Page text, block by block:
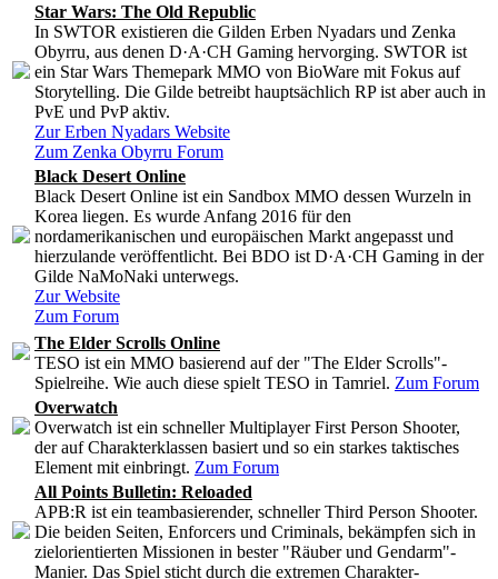
Star Wars: The Old Republic
In SWTOR existieren die Gilden Erben Nyadars und Zenka
Obyrru, aus denen D·A·CH Gaming hervorging. SWTOR ist
ein Star Wars Themepark MMO von BioWare mit Fokus auf
Storytelling. Die Gilde betreibt hauptsächlich RP ist aber auch in
PvE und PvP aktiv.
Zur Erben Nyadars Website
Zum Zenka Obyrru Forum
Black Desert Online
Black Desert Online ist ein Sandbox MMO dessen Wurzeln in
Korea liegen. Es wurde Anfang 2016 für den
nordamerikanischen und europäischen Markt angepasst und
hierzulande veröffentlicht. Bei BDO ist D·A·CH Gaming in der
Gilde NaMoNaki unterwegs.
Zur Website
Zum Forum
The Elder Scrolls Online
TESO ist ein MMO basierend auf der "The Elder Scrolls"-
Spielreihe. Wie auch diese spielt TESO in Tamriel. Zum Forum
Overwatch
Overwatch ist ein schneller Multiplayer First Person Shooter,
der auf Charakterklassen basiert und so ein starkes taktisches
Element mit einbringt. Zum Forum
All Points Bulletin: Reloaded
APB:R ist ein teambasierender, schneller Third Person Shooter.
Die beiden Seiten, Enforcers und Criminals, bekämpfen sich in
zielorientierten Missionen in bester "Räuber und Gendarm"-
Manier. Das Spiel sticht durch die extremen Charakter-